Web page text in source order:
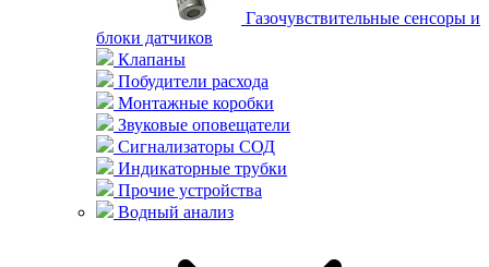
Газочувствительные сенсоры и
блоки датчиков
Клапаны
Побудители расхода
Монтажные коробки
Звуковые оповещатели
Сигнализаторы СОД
Индикаторные трубки
Прочие устройства
Водный анализ